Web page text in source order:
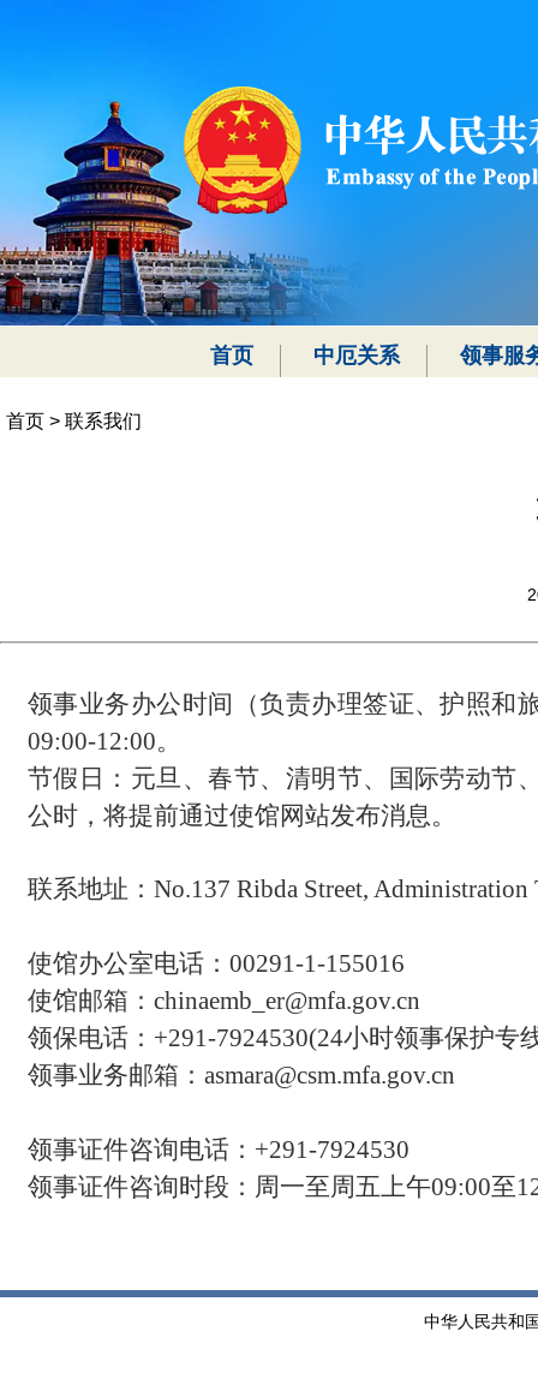
首页 中厄关系 领事服
首页 > 联系我们
领事业务办公时间（负责办理签证、护照和
09:00-12:00。
节假日：元旦、春节、清明节、国际劳动节
公时，将提前通过使馆网站发布消息。
联系地址： No.137 Ribda Street,
使馆办公室电话：00291-1-155016
使馆邮箱：chinaemb_er@mfa.gov.cn
领保电话： +291-7924530(24小时领事保护专
领事业务邮箱：asmara@csm.mfa.gov.cn
领事证件咨询电话： +291-7924530
领事证件咨询时段：周一至周五上午09:00至1
中华人民共和